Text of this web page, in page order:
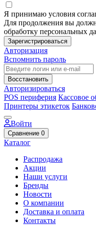
Я принимаю условия
Для продолжения вы
обработку персональных
Зарегистрироваться
Авторизация
Вспомнить пароль
Восстановить
Авторизироваться
POS периферия Кассовое
Принтеры этикеток
Войти
Сравнение 0
Каталог
Распродажа
Акции
Наши услуги
Бренды
Новости
О компании
Доставка и оплата
Контакты